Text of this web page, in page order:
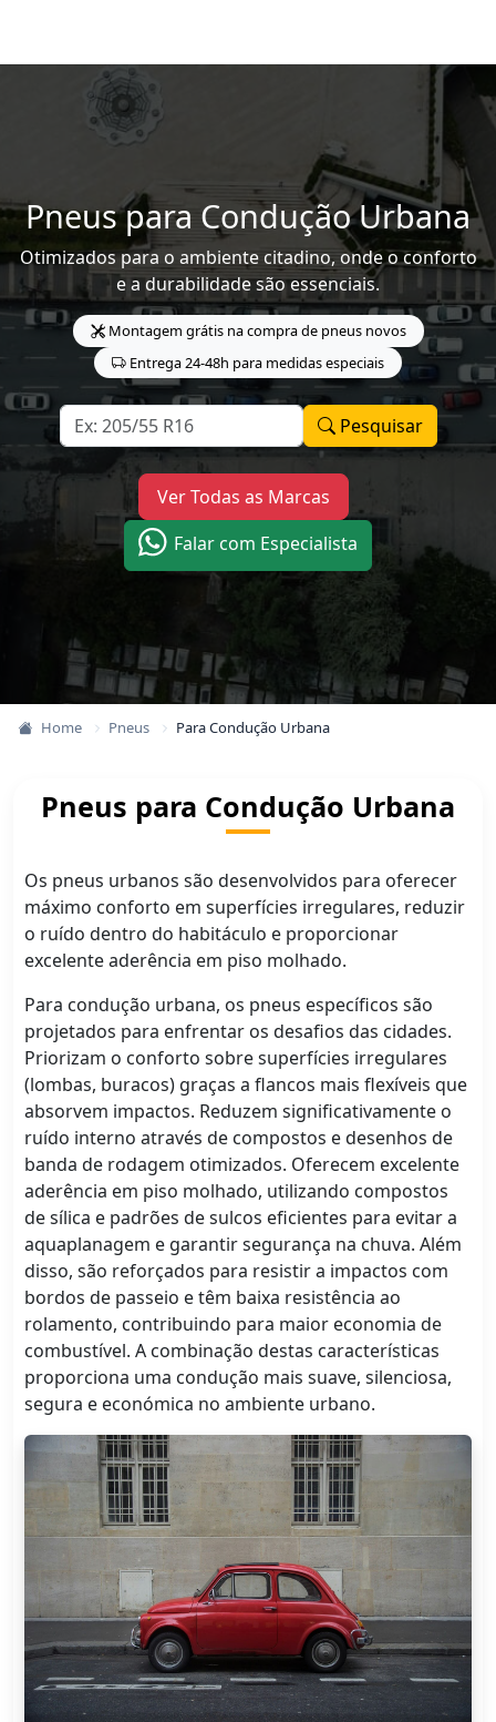
Pneus para Condução Urbana
Otimizados para o ambiente citadino, onde o conforto
e a durabilidade são essenciais.
Montagem grátis na compra de pneus novos
Entrega 24-48h para medidas especiais
Pesquisar
Ver Todas as Marcas
Falar com Especialista
Home Pneus Para Condução Urbana
Pneus para Condução Urbana
Os pneus urbanos são desenvolvidos para oferecer
máximo conforto em superfícies irregulares, reduzir
o ruído dentro do habitáculo e proporcionar
excelente aderência em piso molhado.
Para condução urbana, os pneus específicos são
projetados para enfrentar os desafios das cidades.
Priorizam o conforto sobre superfícies irregulares
(lombas, buracos) graças a flancos mais flexíveis que
absorvem impactos. Reduzem significativamente o
ruído interno através de compostos e desenhos de
banda de rodagem otimizados. Oferecem excelente
aderência em piso molhado, utilizando compostos
de sílica e padrões de sulcos eficientes para evitar a
aquaplanagem e garantir segurança na chuva. Além
disso, são reforçados para resistir a impactos com
bordos de passeio e têm baixa resistência ao
rolamento, contribuindo para maior economia de
combustível. A combinação destas características
proporciona uma condução mais suave, silenciosa,
segura e económica no ambiente urbano.